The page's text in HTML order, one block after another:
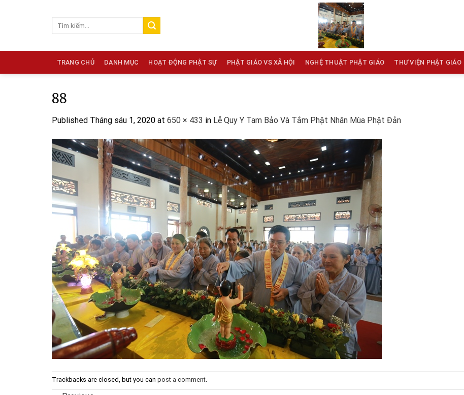
TRANG CHỦ DANH MỤC HOẠT ĐỘNG PHẬT SỰ PHẬT GIÁO VS XÃ HỘI NGHỆ THUẬT PHẬT GIÁO THƯ VIỆN PHẬT GIÁO
88
Published Tháng sáu 1, 2020 at 650 × 433 in Lễ Quy Y Tam Bảo Và Tắm Phật Nhân Mùa Phật Đản
Trackbacks are closed, but you can post a comment